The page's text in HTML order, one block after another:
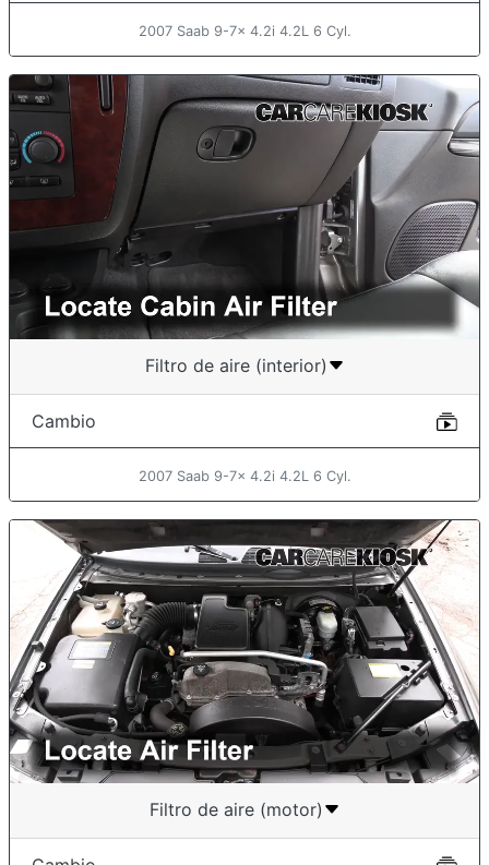
2007 Saab 9-7x 4.2i 4.2L 6 Cyl.
Filtro de aire (interior)
Cambio
2007 Saab 9-7x 4.2i 4.2L 6 Cyl.
Filtro de aire (motor)